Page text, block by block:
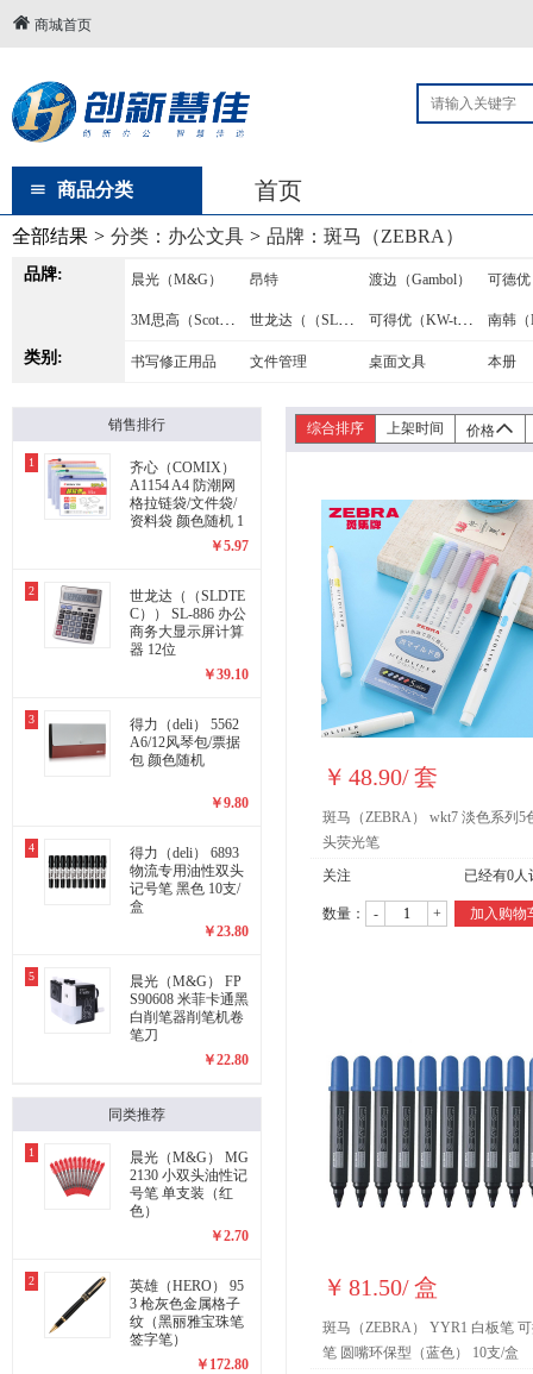
商城首页
商品分类 首页
全部结果 > 分类： 办公文具 > 品牌： 斑马（ZEBRA）
品牌: 晨光（M&G） 昂特 渡边（Gambol）
3M思高（Scotch） 世龙达（（SLDTEC）） 可得优（KW-triO）
旗文（STD） 公牛（BULL） 美克司（MAX） 马可（
中华 品胜（PISEN） FreeKnight
三工
白云 3M（Post-it） 雅齐利 普乐
卓达（trodat） 尚美嘉 天工
喜通 无印良品MUJI 富尼
乐普升 美的（Midea） 信利（TRULY） 碧然德
博文（BoWen） 辉柏嘉（Faber-Castell) 亚克力
爱普生（EPSON） 百利文（Bailiwen）
龙诚海 白金（PLATINUM）
奇砚 富美高（FolderMate）
钊盛 华昶（HUACHANG） 九千年
类别: 书写修正用品 文件管理 桌面文具 本册
销售排行
1
齐心（COMIX）
A1154 A4 防潮网
格拉链袋/文件袋/
资料袋 颜色随机 1
￥5.97
2
世龙达（（SLDTE
C）） SL-886 办公
商务大显示屏计算
器 12位
￥39.10
3
得力（deli） 5562
A6/12风琴包/票据
包 颜色随机
￥9.80
4
得力（deli） 6893
物流专用油性双头
记号笔 黑色 10支/
盒
￥23.80
5
晨光（M&G） FP
S90608 米菲卡通黑
白削笔器削笔机卷
笔刀
￥22.80
同类推荐
1
晨光（M&G） MG
2130 小双头油性记
号笔 单支装（红
色）
￥2.70
2
英雄（HERO） 95
3 枪灰色金属格子
纹（黑丽雅宝珠笔
签字笔）
￥ 172.80
综合排序 上架时间 价格
￥ 48.90/套
斑马（ZEBRA） wkt7 淡色系列5
头荧光笔
关注
已经有0人
数量： - + 加入购物
￥ 81.50/盒
斑马（ZEBRA） YYR1 白板笔
笔 圆嘴环保型（蓝色） 10支/盒